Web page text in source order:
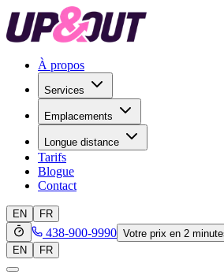
À propos
Services
Emplacements
Longue distance
Tarifs
Blogue
Contact
EN FR
438-900-9990 Votre prix en 2
EN
FR